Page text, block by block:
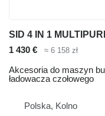
1 430 € ≈ 6 158 zł
Akcesoria do maszyn
ładowacza czołowego
Polska, Kolno